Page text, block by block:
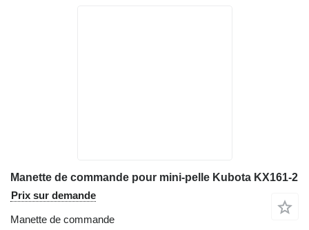
Manette de commande pour mini-pelle Kubota KX161-2
Prix sur demande
Manette de commande